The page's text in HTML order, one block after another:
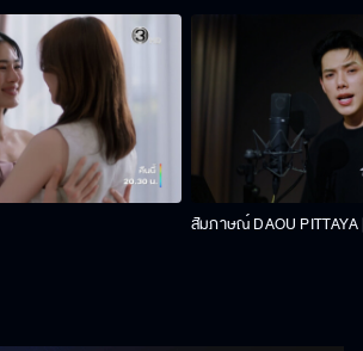
สัมภาษณ์ DAOU PITTAYA